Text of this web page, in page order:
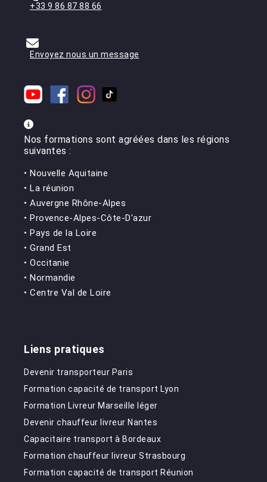
+33 9 86 87 88 66
Envoyez nous un message
Nos formations sont agréées dans les régions
suivantes :
• Nouvelle Aquitaine
• La réunion
• Auvergne Rhône-Alpes
• Provence-Alpes-Côte-D'azur
• Pays de la Loire
• Grand Est
• Occitanie
• Normandie
• Centre Val de Loire
Liens pratiques
Devenir transporteur Paris
Formation capacité de transport Lyon
Formation Livreur Marseille léger
Devenir chauffeur livreur Nantes
Capacitaire transport à Bordeaux
Formation chauffeur livreur Strasbourg
Formation capacité de transport Réunion